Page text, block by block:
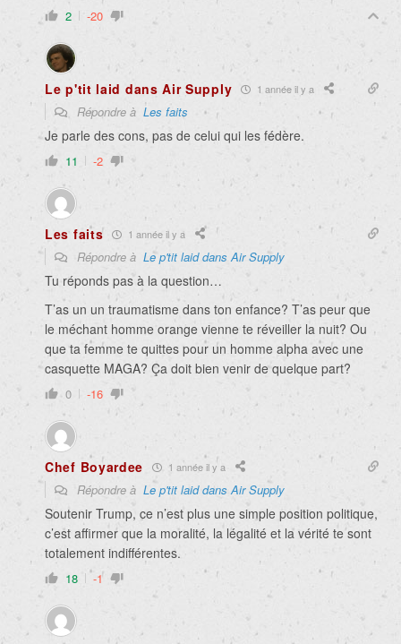
2 -20
Le p'tit laid dans Air Supply 1 année il y a
Répondre à Les faits
Je parle des cons, pas de celui qui les fédère.
11 -2
Les faits 1 année il y a
Répondre à Le p'tit laid dans Air Supply
Tu réponds pas à la question…
T’as un un traumatisme dans ton enfance? T’as peur que
le méchant homme orange vienne te réveiller la nuit? Ou
que ta femme te quittes pour un homme alpha avec une
casquette MAGA? Ça doit bien venir de quelque part?
0 -16
Chef Boyardee 1 année il y a
Répondre à Le p'tit laid dans Air Supply
Soutenir Trump, ce n’est plus une simple position politique,
c’est affirmer que la moralité, la légalité et la vérité te sont
totalement indifférentes.
18 -1